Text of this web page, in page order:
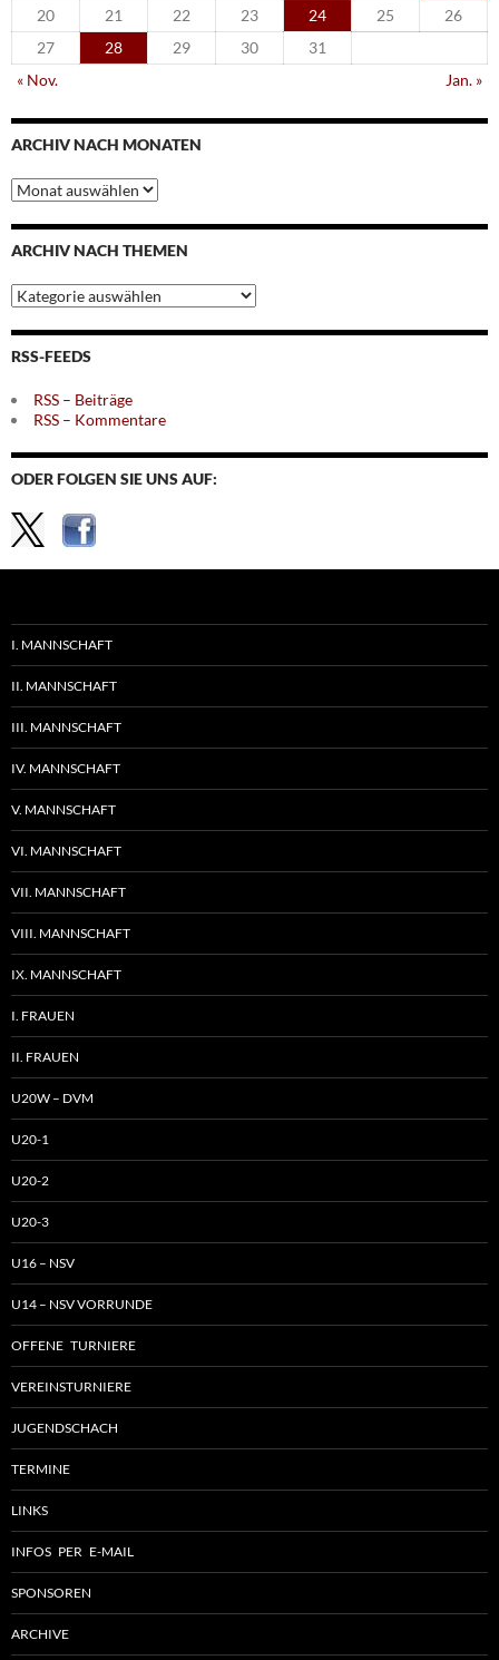
20
21 22 23 24 25
26
27
28 29 30
31
« Nov.
Jan. »
ARCHIV NACH MONATEN
Archiv
nach
Monaten
ARCHIV NACH THEMEN
Archiv
nach
Themen
RSS-FEEDS
RSS – Beiträge
RSS – Kommentare
ODER FOLGEN SIE UNS AUF:
I. MANNSCHAFT
II. MANNSCHAFT
III. MANNSCHAFT
IV. MANNSCHAFT
V. MANNSCHAFT
VI. MANNSCHAFT
VII. MANNSCHAFT
VIII. MANNSCHAFT
IX. MANNSCHAFT
I. FRAUEN
II. FRAUEN
U20W – DVM
U20-1
U20-2
U20-3
U16 – NSV
U14 – NSV VORRUNDE
OFFENE TURNIERE
VEREINSTURNIERE
JUGENDSCHACH
TERMINE
LINKS
INFOS PER E-MAIL
SPONSOREN
ARCHIVE